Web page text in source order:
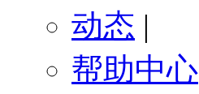
动态 |
帮助中心